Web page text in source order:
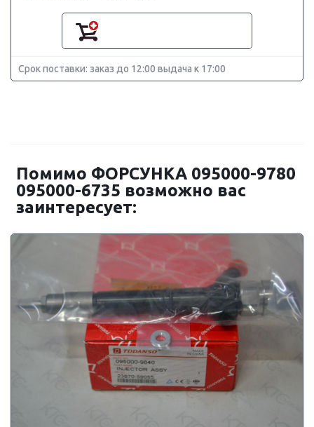
Срок поставки: заказ до 12:00 выдача к 17:00
Помимо ФОРСУНКА 095000-9780
095000-6735 возможно вас
заинтересует: